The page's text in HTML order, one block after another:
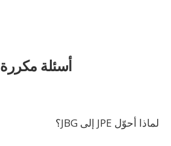
أسئلة مكررة
لماذا أحوّل JPE إلى JBG؟